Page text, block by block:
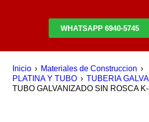
WHATSAPP 6940-5745
Inicio › Materiales de Construccion ›
PLATINA Y TUBO › TUBERIA
TUBO GALVANIZADO SIN ROSCA